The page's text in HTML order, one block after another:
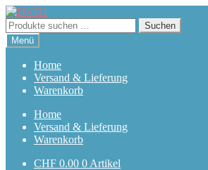
Zur
Navigation
springen
Zum
Inhalt
springen
Suchen
nach:
Suchen
Menü
Home
Versand & Lieferung
Warenkorb
Home
Versand & Lieferung
Warenkorb
CHF 0.00 0 Artikel